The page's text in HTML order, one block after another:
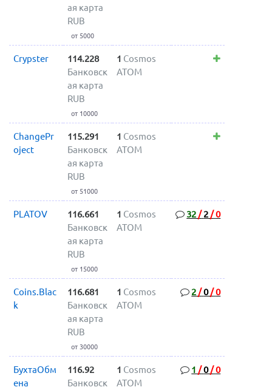
ая карта
RUB
от 5000
Crypster
114.228
Банковск
ая карта
RUB
от 10000
1 Cosmos
ATOM
ChangePr
oject
115.291
Банковск
ая карта
RUB
от 51000
1 Cosmos
ATOM
PLATOV
116.661
Банковск
ая карта
RUB
от 15000
1 Cosmos
ATOM
32 / 2 /0
Coins.Blac
k
116.681
Банковск
ая карта
RUB
от 30000
1 Cosmos
ATOM
2 /0/0
БухтаОбм
ена
116.92
Банковск
1 Cosmos
ATOM
1 /0/0